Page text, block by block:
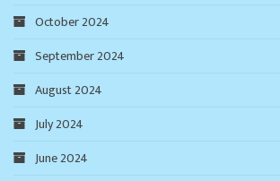
October 2024
September 2024
August 2024
July 2024
June 2024